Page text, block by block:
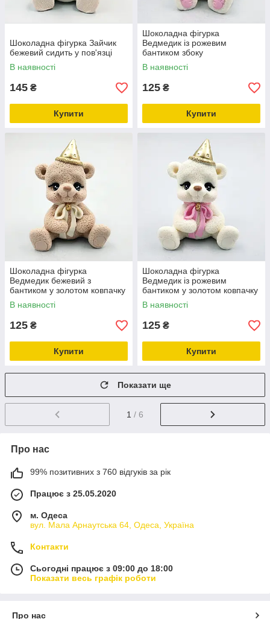
Шоколадна фігурка Зайчик
бежевий сидить у пов'язці
В наявності
145 ₴
Купити
Шоколадна фігурка
Ведмедик із рожевим
бантиком збоку
В наявності
125 ₴
Купити
Шоколадна фігурка
Ведмедик бежевий з
бантиком у золотом ковпачку
В наявності
125 ₴
Купити
Шоколадна фігурка
Ведмедик із рожевим
бантиком у золотом ковпачку
В наявності
125 ₴
Купити
Показати ще
1 / 6
Про нас
99% позитивних з 760 відгуків за рік
Працює з 25.05.2020
м. Одеса
вул. Мала Арнаутська 64, Одеса, Україна
Контакти
Сьогодні працює з 09:00 до 18:00
Показати весь графік роботи
Про нас